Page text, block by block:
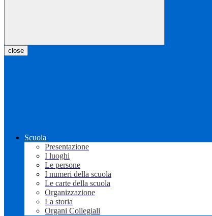
close
Scuola
Presentazione
I luoghi
Le persone
I numeri della scuola
Le carte della scuola
Organizzazione
La storia
Organi Collegiali